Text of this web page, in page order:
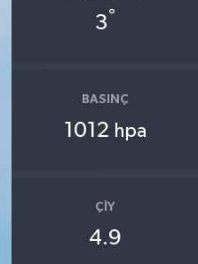
3°
BASINÇ
1012 hpa
ÇIY
4.9